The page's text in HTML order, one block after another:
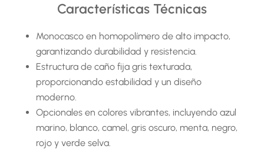
Características Técnicas
Monocasco en homopolímero de alto impacto,
garantizando durabilidad y resistencia.
Estructura de caño fija gris texturada,
proporcionando estabilidad y un diseño
moderno.
Opcionales en colores vibrantes, incluyendo azul
marino, blanco, camel, gris oscuro, menta, negro,
rojo y verde selva.